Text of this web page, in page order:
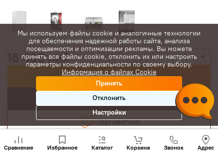
16 403лей - +
Купить сейчас
В корзину
Торговаться
Сравнение Избранное Каталог Корзина Звонок Адрес
нам
+(373)
Мы используем файлы cookie и аналогичные технологии
для обеспечения надежной работы сайта, анализа
посещаемости и оптимизации рекламы. Вы можете
принять все файлы cookie, отклонить их или настроить
параметры конфиденциальности по своему выбору.
Информация о файлах Cookie
Принять
Отклонить
Настройки